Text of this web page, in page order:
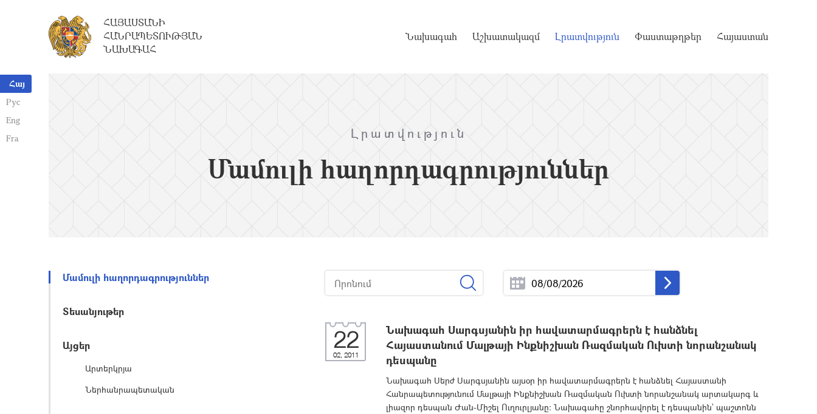
Հայ
Рус
Eng
Fra
ՀԱՅԱՍՏԱՆԻ
ՀԱՆՐԱՊԵՏՈՒԹՅԱՆ
ՆԱԽԱԳԱՀ
Նախագահ Աշխատակազմ Լրատվություն Փաստաթղթեր Հայաստան
Լրատվություն
Մամուլի հաղորդագրություններ
Մամուլի հաղորդագրություններ
Տեսանյութեր
Այցեր
Արտերկրյա
Ներհանրապետական
22
02, 2011
Նախագահ Սարգսյանին իր հավատարմագրերն է հանձնել
Հայաստանում Մալթայի Ինքնիշխան Ռազմական Ուխտի նորանշանակ
դեսպանը
Նախագահ Սերժ Սարգսյանին այսօր իր հավատարմագրերն է հանձնել Հայաստանի
Հանրապետությունում Մալթայի Ինքնիշխան Ռազմական Ուխտի նորանշանակ արտակարգ և
լիազոր դեսպան Ժան-Միշել Ուղուրլյանը: Նախագահը շնորհավորել է դեսպանին` պաշտոնն